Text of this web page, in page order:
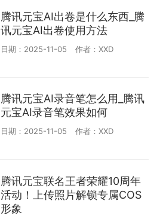
腾讯元宝AI出卷是什么东西_腾
讯元宝AI出卷使用方法
日期：2025-11-05 作者：XXD
腾讯元宝AI录音笔怎么用_腾讯
元宝AI录音笔效果如何
日期：2025-11-05 作者：XXD
腾讯元宝联名王者荣耀10周年
活动！上传照片解锁专属COS
形象